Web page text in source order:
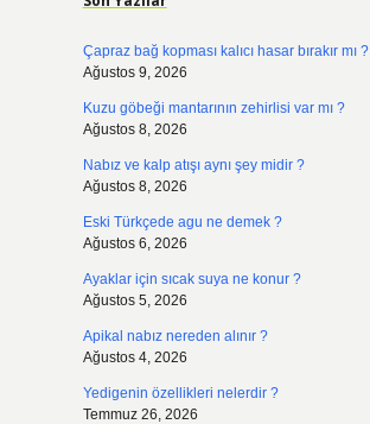
Çapraz bağ kopması kalıcı hasar bırakır mı ?
Ağustos 9, 2026
Kuzu göbeği mantarının zehirlisi var mı ?
Ağustos 8, 2026
Nabız ve kalp atışı aynı şey midir ?
Ağustos 8, 2026
Eski Türkçede agu ne demek ?
Ağustos 6, 2026
Ayaklar için sıcak suya ne konur ?
Ağustos 5, 2026
Apikal nabız nereden alınır ?
Ağustos 4, 2026
Yedigenin özellikleri nelerdir ?
Temmuz 26, 2026